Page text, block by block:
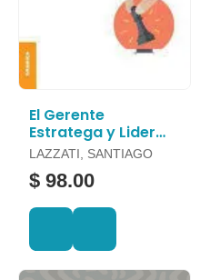
El Gerente
Estratega y Lider
del Cambio
LAZZATI, SANTIAGO
$ 98.00